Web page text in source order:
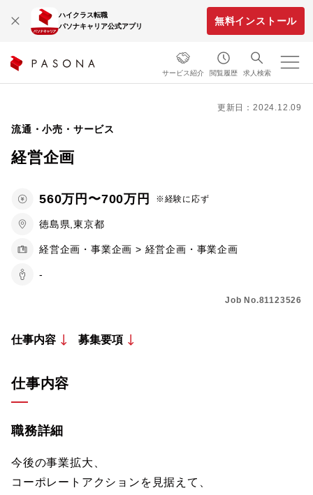
ハイクラス転職
パソナキャリア公式アプリ
無料インストール
サービス紹介 閲覧履歴 求人検索
更新日：2024.12.09
流通・小売・サービス
経営企画
560万円〜700万円 ※経験に応ず
徳島県,東京都
経営企画・事業企画 > 経営企画・事業企画
-
Job No.81123526
仕事内容 募集要項
仕事内容
職務詳細
今後の事業拡大、
コーポレートアクションを見据えて、